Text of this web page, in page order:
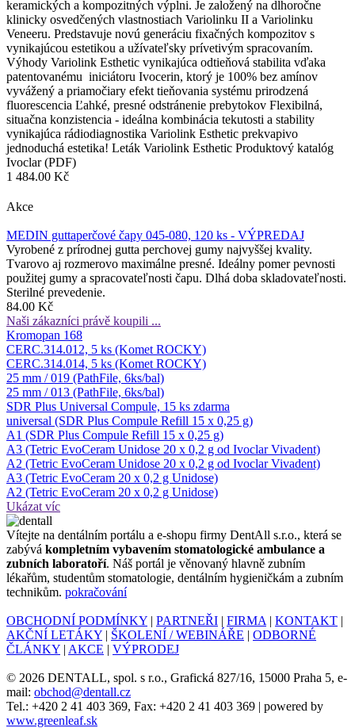
keramických a kompozitných výplni. Je založený na dlhoročne
klinicky osvedčených vlastnostiach Variolinku II a Variolinku
Veneeru. Predstavuje novú generáciu fixačných kompozitov s
vynikajúcou estetikou a užívateľsky prívetivým spracovaním.
Výhody Variolink Esthetic vynikajúca odtieňová stabilita vďaka
patentovanému iniciátoru Ivocerin, ktorý je 100% bez amínov
vyvážený a priamočiary efekt tieňovania systému prirodzená
fluorescencia Ľahké, presné odstránenie prebytokov Flexibilná,
situačna konzistencia - ideálna kombinácia tekutosti a stability
vynikajúca rádiodiagnostika Variolink Esthetic prekvapivo
jednoduchá estetika! Leták Variolink Esthetic Produktový katalóg
Ivoclar (PDF)
1 484.00 Kč
Akce
MEDIN guttaperčové čapy 045-080, 120 ks - VÝPREDAJ
Vyrobené z prírodnej gutta perchovej gumy najvyššej kvality.
Tvarovo aj rozmerovo maximálne presné. Ideálny pomer pevnosti
použitej gumy a spracovateľnosti čapu. Dlhá doba skladovateľnosti.
Sterilné prevedenie.
84.00 Kč
Naši zákazníci právě koupili ...
Kromopan 168
CERC.314.012, 5 ks (Komet ROCKY)
CERC.314.014, 5 ks (Komet ROCKY)
25 mm / 019 (PathFile, 6ks/bal)
25 mm / 013 (PathFile, 6ks/bal)
SDR Plus Universal Compule, 15 ks zdarma
universal (SDR Plus Compule Refill 15 x 0,25 g)
A1 (SDR Plus Compule Refill 15 x 0,25 g)
A3 (Tetric EvoCeram Unidose 20 x 0,2 g od Ivoclar Vivadent)
A2 (Tetric EvoCeram Unidose 20 x 0,2 g od Ivoclar Vivadent)
A3 (Tetric EvoCeram 20 x 0,2 g Unidose)
A2 (Tetric EvoCeram 20 x 0,2 g Unidose)
Ukázat víc
Ví­tejte na dentálním portálu a e-shopu firmy DentAll s.r.o., která se
zabývá kompletním vybavením stomatologické ambulance a
zubních laboratoří. Náš portál je věnovaný hlavně zubním
lékařům, studentům stomatologie, dentálním hygieničkám a zubním
technikům. pokračování
OBCHODNÍ PODMÍNKY PARTNEŘI FIRMA| KONTAKT
AKČNÍ LETÁKY
ŠKOLENÍ / WEBINÁŘE
ODBORNÉ
ČLÁNKY AKCE VÝPRODEJ
© 2026 DENTALL, spol. s r.o., Grafická 827/16, 15000 Praha 5, e-
mail: obchod@dentall.cz
Tel.: +420 2 41 403 369, Fax: +420 2 41 403 369 | powered by
www.greenleaf.sk